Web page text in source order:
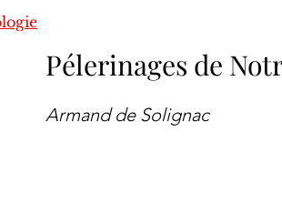
Pélerinages de
Armand de Solignac